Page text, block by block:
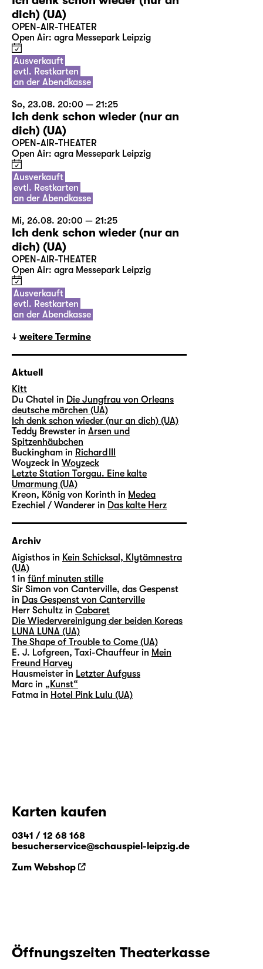
dich) (UA)
OPEN-AIR-THEATER
Open Air: agra Messepark Leipzig
Ausverkauft
evtl. Restkarten
an der Abendkasse
So, 23.08. 20:00 — 21:25
Ich denk schon wieder (nur an
dich) (UA)
OPEN-AIR-THEATER
Open Air: agra Messepark Leipzig
Ausverkauft
evtl. Restkarten
an der Abendkasse
Mi, 26.08. 20:00 — 21:25
Ich denk schon wieder (nur an
dich) (UA)
OPEN-AIR-THEATER
Open Air: agra Messepark Leipzig
Ausverkauft
evtl. Restkarten
an der Abendkasse
weitere Termine
Aktuell
Kitt
Du Chatel in Die Jungfrau von Orleans
deutsche märchen (UA)
Ich denk schon wieder (nur an dich) (UA)
Teddy Brewster in Arsen und
Spitzenhäubchen
Buckingham in Richard III
Woyzeck in Woyzeck
Letzte Station Torgau. Eine kalte
Umarmung (UA)
Kreon, König von Korinth in Medea
Ezechiel / Wanderer in Das kalte Herz
Archiv
Aigisthos in Kein Schicksal, Klytämnestra
(UA)
1 in fünf minuten stille
Sir Simon von Canterville, das Gespenst
in Das Gespenst von Canterville
Herr Schultz in Cabaret
Die Wiedervereinigung der beiden Koreas
LUNA LUNA (UA)
The Shape of Trouble to Come (UA)
E. J. Lofgreen, Taxi-Chauffeur in Mein
Freund Harvey
Hausmeister in Letzter Aufguss
Marc in „Kunst“
Fatma in Hotel Pink Lulu (UA)
Karten kaufen
0341 / 12 68 168
besucherservice@schauspiel-leipzig.de
Zum Webshop
Öffnungszeiten Theaterkasse